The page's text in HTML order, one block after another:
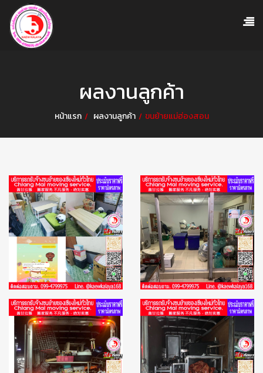
ผลงานลูกค้า
หน้าแรก ผลงานลูกค้า ขนย้ายแม่ฮ่องสอน